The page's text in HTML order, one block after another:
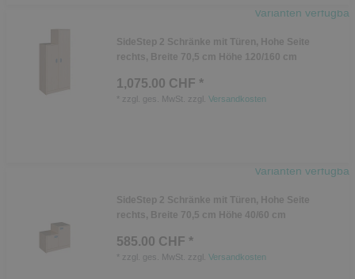
Varianten verfügbar
SideStep 2 Schränke mit Türen, Hohe Seite
rechts, Breite 70,5 cm Höhe 120/160 cm
1,075.00 CHF *
zzgl. ges. MwSt. zzgl. Versandkosten
Varianten verfügbar
SideStep 2 Schränke mit Türen, Hohe Seite
rechts, Breite 70,5 cm Höhe 40/60 cm
585.00 CHF *
zzgl. ges. MwSt. zzgl. Versandkosten